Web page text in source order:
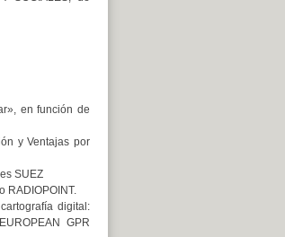
en función de
y Ventajas por
SUEZ
RADIOPOINT.
digital:
GPR